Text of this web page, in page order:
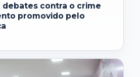
contra o crime
promovido pelo